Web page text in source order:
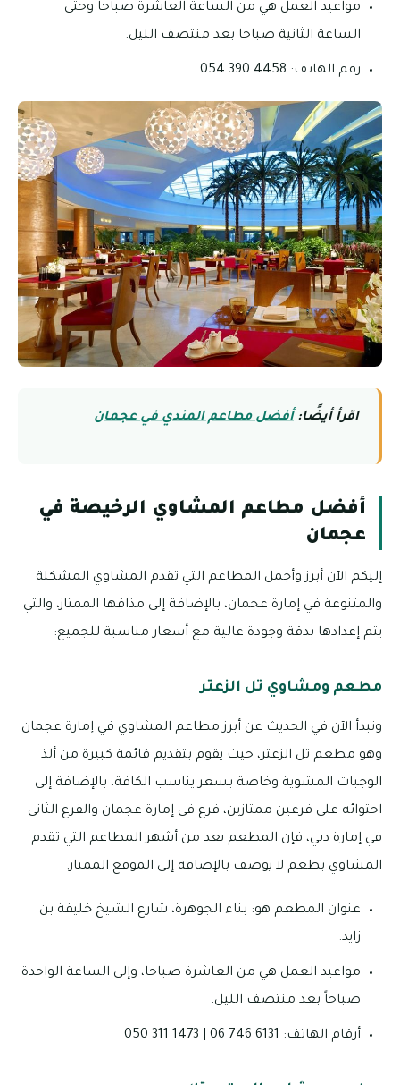
مواعيد العمل هي من الساعة العاشرة صباحاً وحتى
الساعة الثانية صباحا بعد منتصف الليل.
رقم الهاتف: 4458 390 054.
اقرأ أيضًا:أفضل مطاعم المندي في عجمان
أفضل مطاعم المشاوي الرخيصة في
عجمان
إليكم الآن أبرز وأجمل المطاعم التي تقدم المشاوي المشكلة
والمتنوعة في إمارة عجمان، بالإضافة إلى مذاقها الممتاز، والتي
يتم إعدادها بدقة وجودة عالية مع أسعار مناسبة للجميع:
مطعم ومشاوي تل الزعتر
ونبدأ الآن في الحديث عن أبرز مطاعم المشاوي في إمارة عجمان
وهو مطعم تل الزعتر، حيث يقوم بتقديم قائمة كبيرة من ألذ
الوجبات المشوية وخاصة بسعر يناسب الكافة، بالإضافة إلى
احتوائه على فرعين ممتازين، فرع في إمارة عجمان والفرع الثاني
في إمارة دبي، فإن المطعم يعد من أشهر المطاعم التي تقدم
المشاوي بطعم لا يوصف بالإضافة إلى الموقع الممتاز.
عنوان المطعم هو: بناء الجوهرة، شارع الشيخ خليفة بن
زايد.
مواعيد العمل هي من العاشرة صباحا، وإلى الساعة الواحدة
صباحاً بعد منتصف الليل.
أرقام الهاتف: 6131 746 06 | 1473 311 050